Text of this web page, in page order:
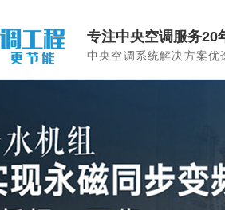
专注中央空调服务20
中央空调系统解决方案优